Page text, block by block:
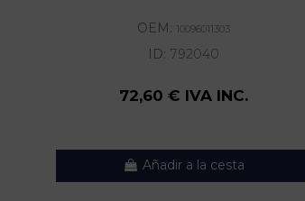
OEM: 10096011303
ID: 792040
72,60 € IVA INC.
Añadir a la cesta